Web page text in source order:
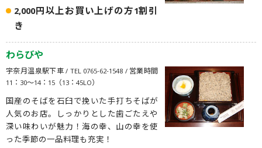
2,000円以上お買い上げの方1割引
き
わらびや
宇奈月温泉駅下車 / TEL 0765-62-1548 / 営業時間
11：30〜14：15（13：45LO）
国産のそばを石臼で挽いた手打ちそばが
人気のお店。しっかりとした歯ごたえや
深い味わいが魅力！海の幸、山の幸を使
った季節の一品料理も充実！